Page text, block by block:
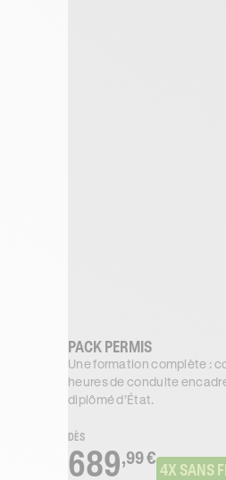
PACK PERMIS
Une formation complète :
heures de conduite
diplômé d’État.
DÈS
689,99 €
4X SANS